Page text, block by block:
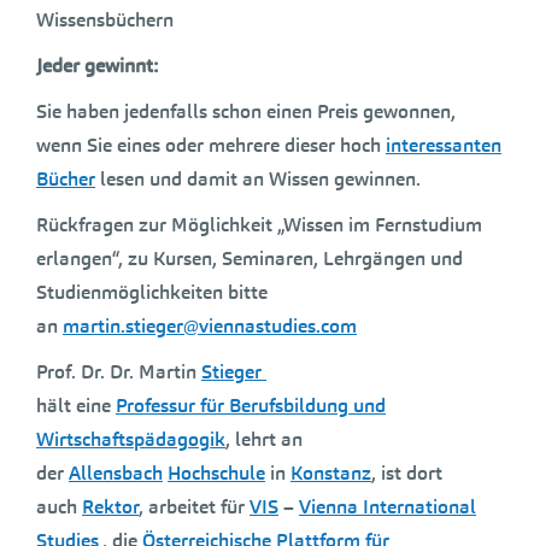
Wissensbüchern
Jeder gewinnt:
Sie haben jedenfalls schon einen Preis gewonnen,
wenn Sie eines oder mehrere dieser hoch interessanten
Bücher lesen und damit an Wissen gewinnen.
Rückfragen zur Möglichkeit „Wissen im Fernstudium
erlangen“, zu Kursen, Seminaren, Lehrgängen und
Studienmöglichkeiten bitte
an martin.stieger@viennastudies.com
Prof. Dr. Dr. Martin Stieger
hält eine Professur für Berufsbildung und
Wirtschaftspädagogik, lehrt an
derAllensbach Hochschule in Konstanz, ist dort
auch Rektor, arbeitet fürVIS–Vienna International
Studies, dieÖsterreichische Plattform für